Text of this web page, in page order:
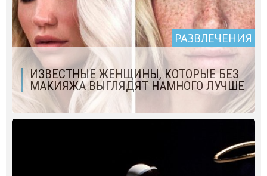
РАЗВЛЕЧЕНИЯ
ИЗВЕСТНЫЕ ЖЕНЩИНЫ, КОТОРЫЕ БЕЗ
МАКИЯЖА ВЫГЛЯДЯТ НАМНОГО ЛУЧШЕ